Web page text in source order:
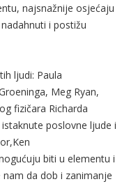
najsnažnije osjećaju
i postižu
ljudi: Paula
Meg Ryan,
fizičara Richarda
poslovne ljude i
biti u elementu i
da dob i zanimanje